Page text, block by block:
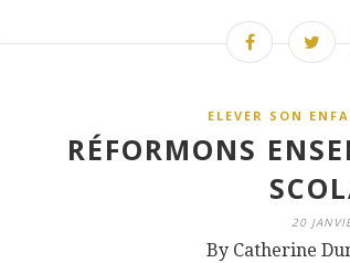
ELEVER SON
RÉFORMONS
20
By Catherine